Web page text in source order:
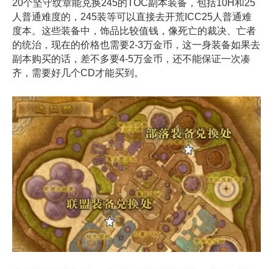
20个坚守纹章能兑换245的TOC副本装备，包括10H和25
人普通难度的，245装等可以直接去开荒ICC25人普通难
度本。这些装备中，饰品比较值钱，像死亡的裁决、亡者
的统治，现在的价格也需要2-3万金币，这一身装备如果去
副本购买的话，差不多要4-5万金币，还不能保证一次凑
齐，需要好几个CD才能买到。